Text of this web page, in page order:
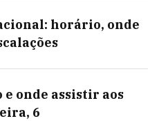
horário, onde
onde assistir aos
6